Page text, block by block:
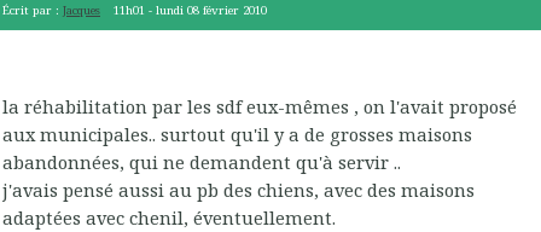
Écrit par : Jacques 11h01 -lundi 08 février 2010
la réhabilitation par les sdf eux-mêmes , on l'avait proposé
aux municipales.. surtout qu'il y a de grosses maisons
abandonnées, qui ne demandent qu'à servir ..
j'avais pensé aussi au pb des chiens, avec des maisons
adaptées avec chenil, éventuellement.